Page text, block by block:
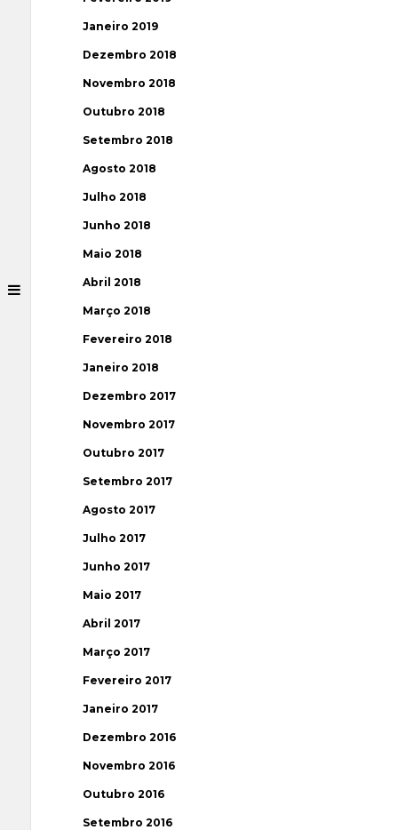
Janeiro 2019
Dezembro 2018
Novembro 2018
Outubro 2018
Setembro 2018
Agosto 2018
Julho 2018
Junho 2018
Maio 2018
Abril 2018
Março 2018
Fevereiro 2018
Janeiro 2018
Dezembro 2017
Novembro 2017
Outubro 2017
Setembro 2017
Agosto 2017
Julho 2017
Junho 2017
Maio 2017
Abril 2017
Março 2017
Fevereiro 2017
Janeiro 2017
Dezembro 2016
Novembro 2016
Outubro 2016
Setembro 2016